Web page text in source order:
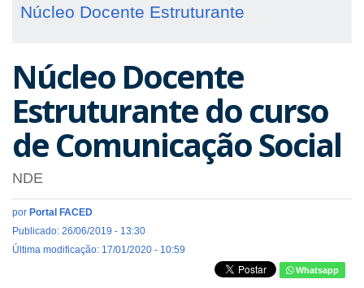
Núcleo Docente Estruturante
Núcleo Docente
Estruturante do curso
de Comunicação Social
NDE
por Portal FACED
Publicado: 26/06/2019 - 13:30
Última modificação: 17/01/2020 - 10:59
Whatsapp